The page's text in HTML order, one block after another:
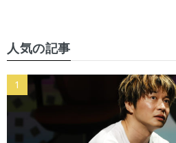
人気の記事